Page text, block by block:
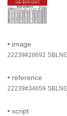
• image
22239#28692
• reference
22239#34659
• script